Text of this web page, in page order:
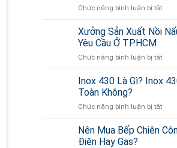
Chức năng bình luận bị tắt
Kho
Sỉ
Xưởng Sản Xuất Nồi
Yêu Cầu Ở TP.HCM
Chức năng bình luận bị tắt
Sản
Điện
Inox 430 Là Gì? Inox
Toàn Không?
Chức năng bình luận bị tắt
430
Nên Mua Bếp Chiên
Điện Hay Gas?